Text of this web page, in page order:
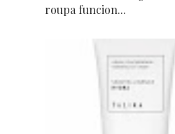
roupa funcion...